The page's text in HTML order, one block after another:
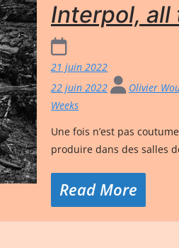
Interpol, all
21 juin 2022
22 juin 2022
Olivier
Weeks
Une fois n’est pas
produire dans des salles
Read More